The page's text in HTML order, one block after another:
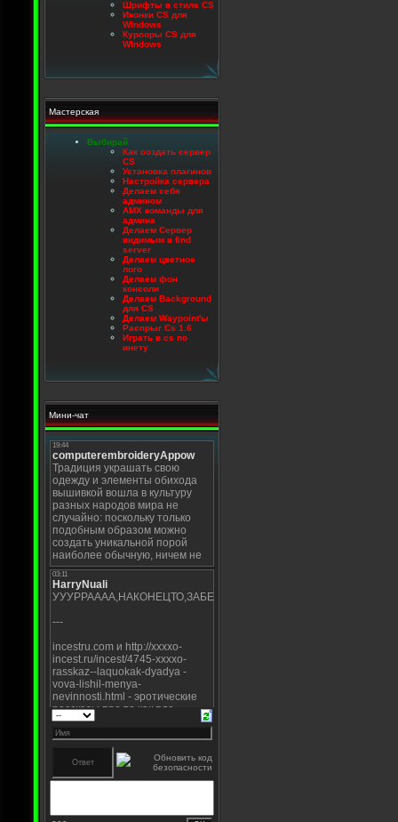
Шрифты в стиле CS
Иконки CS для
Windows
Курсоры CS для
Windows
Мастерская
Выбирай
Как создать сервер
CS
Установка плагинов
Настройка сервера
Делаем себя
админом
AMX команды для
админа
Делаем Сервер
видимым в find
server
Делаем цветное
лого
Делаем фон
консоли
Делаем Background
для CS
Делаем Waypoint'ы
Распрыг Cs 1.6
Играть в cs по
инету
Мини-чат